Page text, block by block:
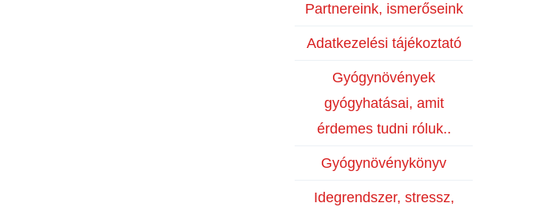
Partnereink, ismerőseink
Adatkezelési tájékoztató
Gyógynövények
gyógyhatásai, amit
érdemes tudni róluk..
Gyógynövénykönyv
Idegrendszer, stressz,